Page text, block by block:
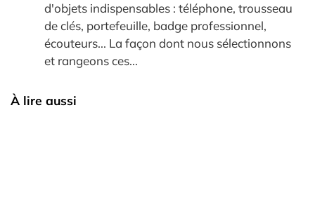
d'objets indispensables : téléphone, trousseau
de clés, portefeuille, badge professionnel,
écouteurs... La façon dont nous sélectionnons
et rangeons ces...
À lire aussi